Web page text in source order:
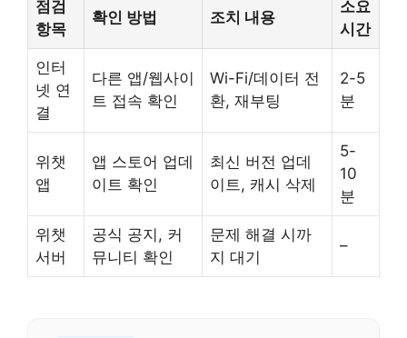
점검
항목
확인 방법 조치 내용
소요
시간
인터
넷 연
결
다른 앱/웹사이
트 접속 확인
Wi-Fi/데이터 전
환, 재부팅
2-5
분
위챗
앱
앱 스토어 업데
이트 확인
최신 버전 업데
이트, 캐시 삭제
5-
10
분
위챗
서버
공식 공지, 커
뮤니티 확인
문제 해결 시까
지 대기
–